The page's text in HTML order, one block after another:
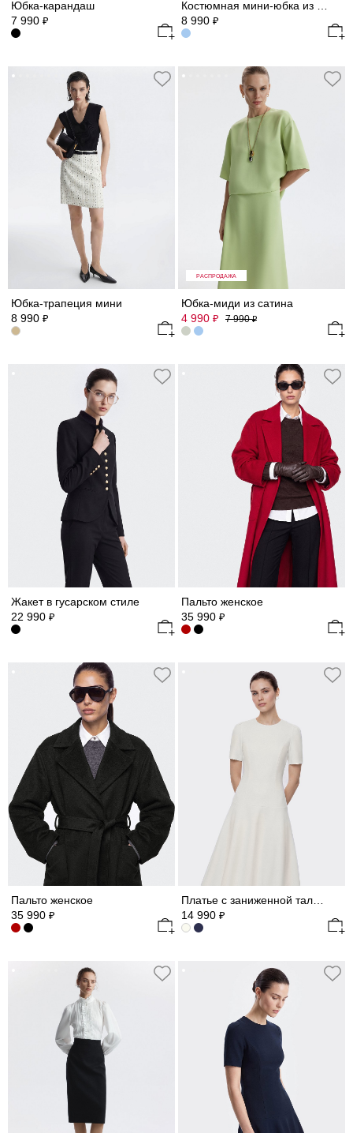
Юбка-карандаш
7 990 ₽
8 990 ₽
Юбка-трапеция мини
8 990 ₽
РАСПРОДАЖА
Юбка-миди из сатина
4 990 ₽ 7 990₽
Жакет в гусарском стиле
22 990 ₽
Пальто женское
35 990 ₽
Пальто женское
35 990 ₽
14 990 ₽